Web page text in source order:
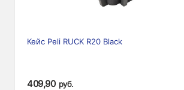
Кейс Peli RUCK R20 Black
409,90 руб.